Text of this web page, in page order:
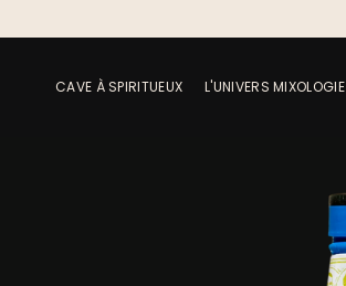
CAVE À SPIRITUEUX L'UNIVERS MIXOLOGIE